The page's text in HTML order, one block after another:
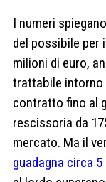
I numeri
del possibile per
milioni di euro,
trattabile intorno
contratto fino al
rescissoria da
mercato. Ma il
guadagna circa